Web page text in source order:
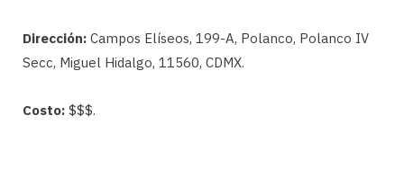
Dirección: Campos Elíseos, 199-A, Polanco, Polanco IV
Secc, Miguel Hidalgo, 11560, CDMX.
Costo: $$$.